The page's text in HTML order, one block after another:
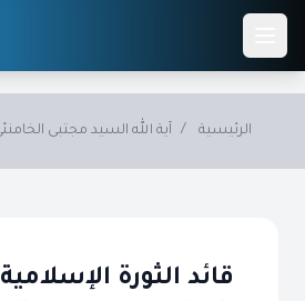
Skip to main content
الرئيسية / آية الله السيد مجتبى
قائد الثورة